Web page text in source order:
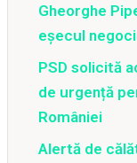
Gheorghe
eșecul
PSD solicită
de urgență
României
Alertă de